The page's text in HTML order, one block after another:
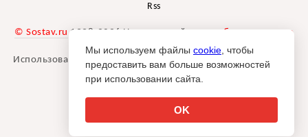
Rss
© Sostav.ru 1998-2026 Независимый проектбрендингового
агентства Depot
Использование материалов Sostav.ru допустимо только при
указании источника.
Мы используем файлы cookie , чтобы
предоставить вам больше возможностей
при использовании сайта.
OK